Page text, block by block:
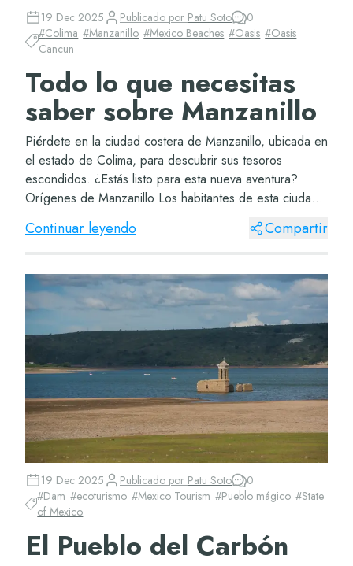
19 Dec 2025 Publicado por Patu Soto
0
#Colima #Manzanillo #Mexico Beaches #Oasis #Oasis
Cancun
Todo lo que necesitas
saber sobre Manzanillo
Piérdete en la ciudad costera de Manzanillo, ubicada en
el estado de Colima, para descubrir sus tesoros
escondidos. ¿Estás listo para esta nueva aventura?
Orígenes de Manzanillo Los habitantes de esta ciudad
tomaron el nombre de un árbol de manzanill...
Continuar leyendo Compartir
19 Dec 2025 Publicado por Patu Soto
0
#Dam #ecoturismo #Mexico Tourism #Pueblo mágico #State
of Mexico
El Pueblo del Carbón